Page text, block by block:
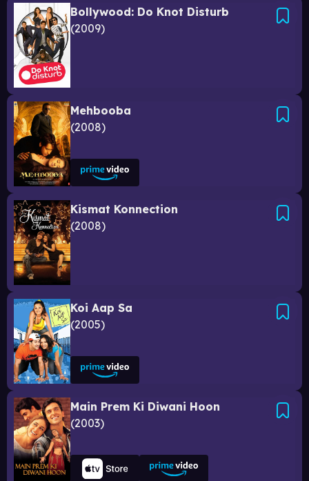
Bollywood: Do Knot Disturb
2009
Mehbooba
2008
Kismat Konnection
2008
Koi Aap Sa
2005
Main Prem Ki Diwani Hoon
2003